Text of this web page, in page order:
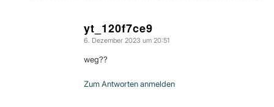
yt_120f7ce9
sagte:
6. Dezember 2023 um 20:51
weg??
Zum Antworten anmelden